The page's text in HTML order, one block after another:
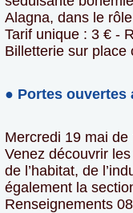
Alagna, dans le
Tarif unique : 3 € -
Billetterie sur place
● Portes ouvertes
Mercredi 19 mai de
Venez découvrir
de l’habitat, de
également la
Renseignements